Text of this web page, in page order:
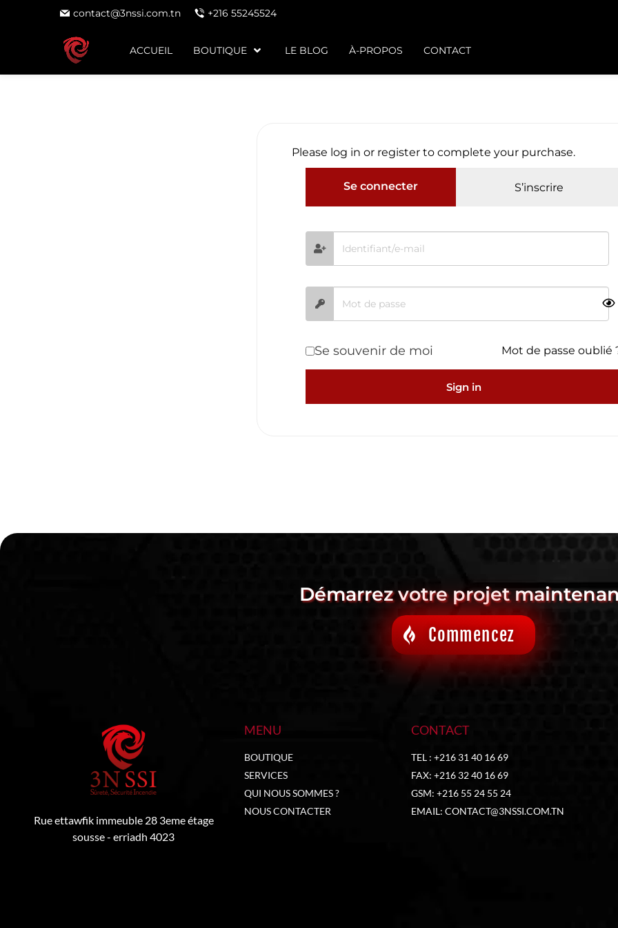
contact@3nssi.com.tn +216 55245524
ACCUEIL BOUTIQUE LE BLOG À-PROPOS CONTACT
Please log in or register to complete your purchase.
Se connecter S’inscrire
Se souvenir de moi Mot de passe oublié
Sign in
Démarrez votre projet
Commencez
Rue ettawfik immeuble 28 3eme étage
sousse - erriadh 4023
MENU
BOUTIQUE
SERVICES
QUI NOUS SOMMES ?
NOUS CONTACTER
CONTACT
TEL : +216 31 40 16 69
FAX: +216 32 40 16 69
GSM: +216 55 24 55 24
EMAIL:CONTACT@3NSSI.COM.TN